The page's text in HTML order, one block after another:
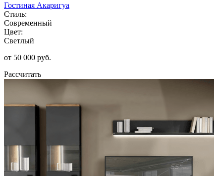
Гостиная Акаригуа
Стиль:
Современный
Цвет:
Светлый
от 50 000 руб.
Рассчитать